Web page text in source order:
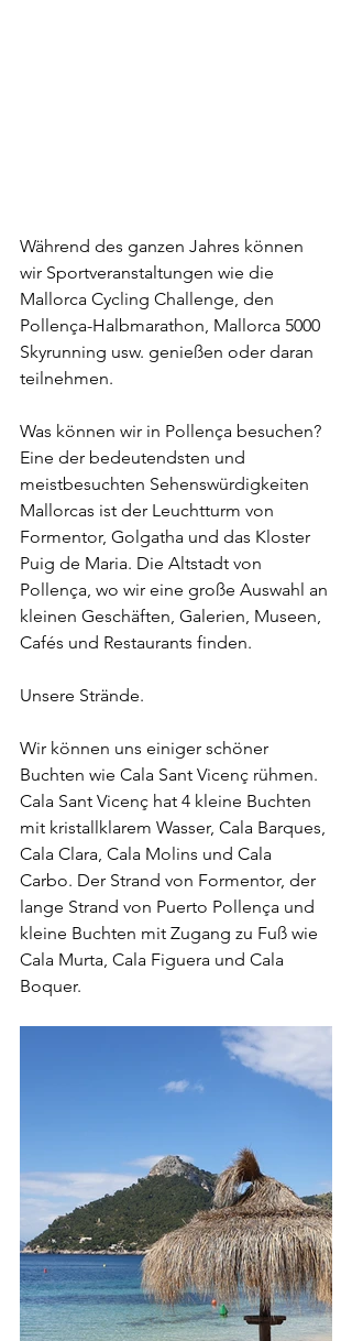
Während des ganzen Jahres können
wir Sportveranstaltungen wie die
Mallorca Cycling Challenge, den
Pollença-Halbmarathon, Mallorca 5000
Skyrunning usw. genießen oder daran
teilnehmen.
Was können wir in Pollença besuchen?
Eine der bedeutendsten und
meistbesuchten Sehenswürdigkeiten
Mallorcas ist der Leuchtturm von
Formentor, Golgatha und das Kloster
Puig de Maria. Die Altstadt von
Pollença, wo wir eine große Auswahl an
kleinen Geschäften, Galerien, Museen,
Cafés und Restaurants finden.
Unsere Strände.
Wir können uns einiger schöner
Buchten wie Cala Sant Vicenç rühmen.
Cala Sant Vicenç hat 4 kleine Buchten
mit kristallklarem Wasser, Cala Barques,
Cala Clara, Cala Molins und Cala
Carbo. Der Strand von Formentor, der
lange Strand von Puerto Pollença und
kleine Buchten mit Zugang zu Fuß wie
Cala Murta, Cala Figuera und Cala
Boquer.